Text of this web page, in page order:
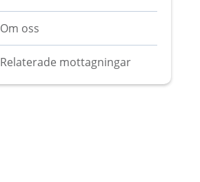
Om oss
Relaterade mottagningar